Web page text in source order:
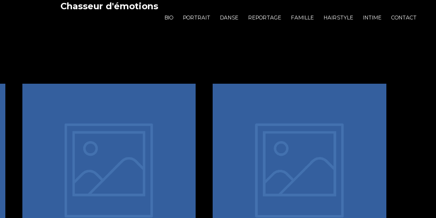
Chasseur d'émotions
BIO PORTRAIT DANSE REPORTAGE FAMILLE HAIRSTYLE INTIME CONTACT